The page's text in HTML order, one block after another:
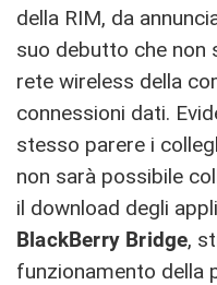
della RIM, da
suo debutto che non
rete wireless della
connessioni dati.
stesso parere i
non sarà possibile
il download degli
BlackBerry Bridge,
funzionamento della